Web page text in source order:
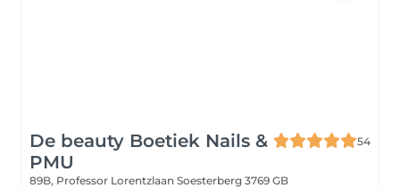
De beauty Boetiek Nails &
PMU
54
89B, Professor Lorentzlaan Soesterberg 3769 GB